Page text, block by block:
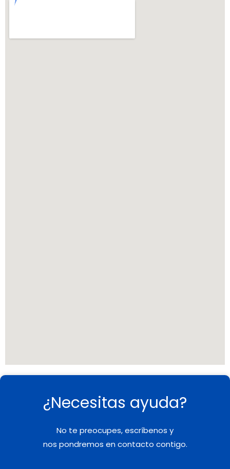
¿Necesitas ayuda?
No te preocupes, escríbenos y
nos pondremos en contacto contigo.